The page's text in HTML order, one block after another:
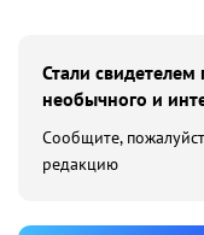
Стали свидетелем
необычного и
Сообщите,
редакцию